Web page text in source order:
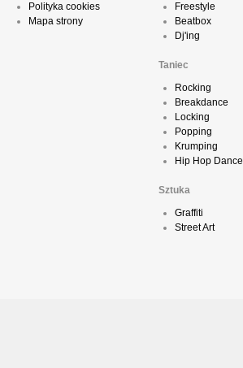
Polityka cookies
Mapa strony
Freestyle
Beatbox
Dj'ing
Taniec
Rocking
Breakdance
Locking
Popping
Krumping
Hip Hop Dance
Sztuka
Graffiti
Street Art